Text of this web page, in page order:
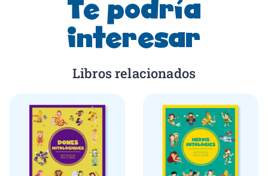
Te podría
interesar
Libros relacionados